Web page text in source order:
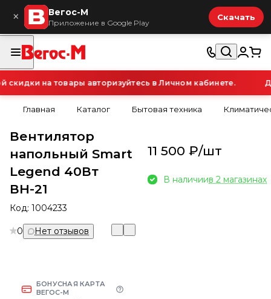
× Вегос-М
Приложение в Google Play
Скачать
на товары авторизуйтесь в Личном кабинете.
Главная Каталог Бытовая техника
Вентилятор
напольный Smart
Legend 40Вт
ВН-21
Код: 1004233
0 Нет отзывов
БОНУСНАЯ КАРТА
ВЕГОС-М
11 500 ₽/шт
В наличиив 2 магазинах